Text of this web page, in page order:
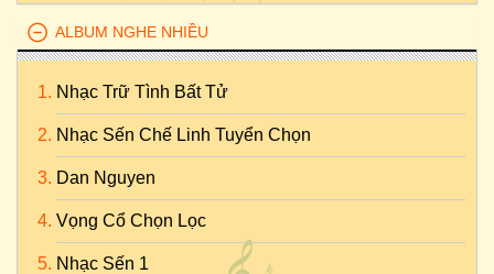
ALBUM NGHE NHIỀU
Nhạc Trữ Tình Bất Tử
Nhạc Sến Chế Linh Tuyển Chọn
Dan Nguyen
Vọng Cổ Chọn Lọc
Nhạc Sến 1